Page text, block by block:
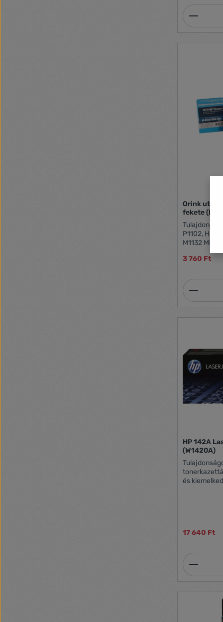
Orink
fekete
Tulajdonságok: Kompatibilis: HP
P1102, HP
M1132 MFP,
3 760 Ft
HP 142A
(W1420A)
és
17 640 Ft